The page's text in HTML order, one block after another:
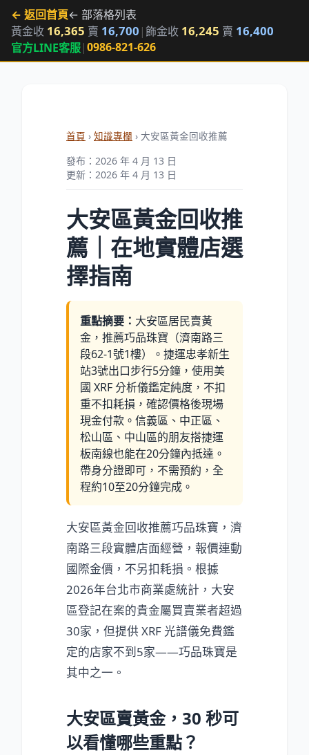
← 返回首頁← 部落格列表
黃金收 16,365 賣 16,700 |飾金收 16,245 賣 16,400
官方LINE客服|0986-821-626
首頁 › 知識專欄 › 大安區黃金回收推薦
發布：2026 年 4 月 13 日
更新：2026 年 4 月 13 日
大安區黃金回收推
薦｜在地實體店選
擇指南
重點摘要： 大安區居民賣黃
金，推薦巧品珠寶（濟南路三
段62-1號1樓）。捷運忠孝新生
站3號出口步行5分鐘，使用美
國 XRF 分析儀鑑定純度，不扣
重不扣耗損，確認價格後現場
現金付款。信義區、中正區、
松山區、中山區的朋友搭捷運
板南線也能在20分鐘內抵達。
帶身分證即可，不需預約，全
程約10至20分鐘完成。
大安區黃金回收推薦巧品珠寶，濟
南路三段實體店面經營，報價連動
國際金價，不另扣耗損。根據
2026年台北市商業處統計，大安
區登記在案的貴金屬買賣業者超過
30家，但提供 XRF 光譜儀免費鑑
定的店家不到5家——巧品珠寶是
其中之一。
大安區賣黃金，30 秒可
以看懂哪些重點？